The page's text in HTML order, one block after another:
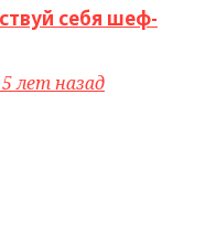
себя шеф-
5 лет назад